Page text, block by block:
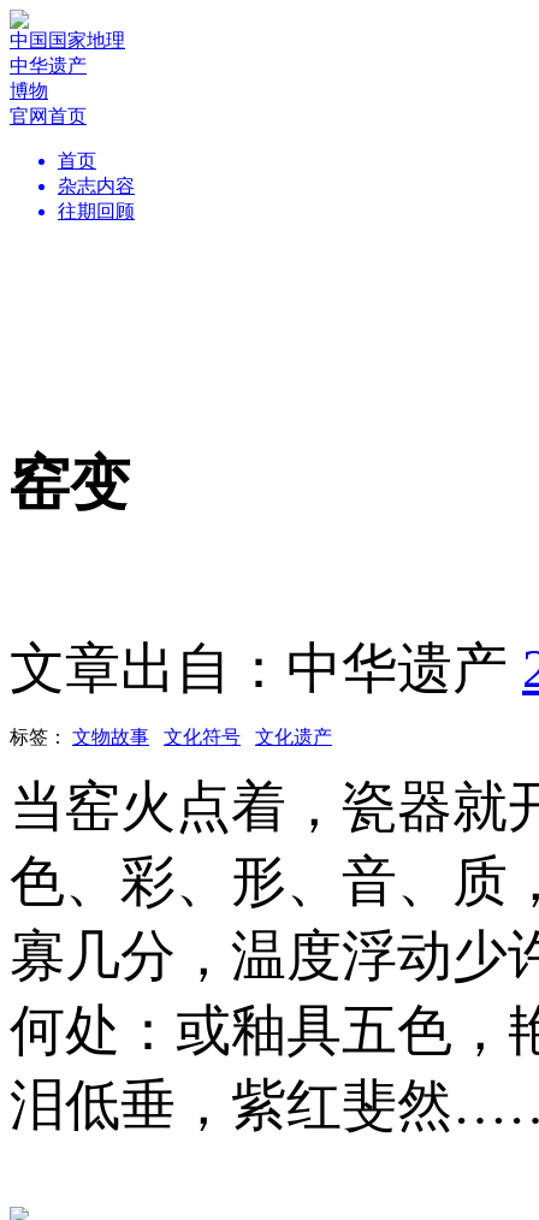
中国国家地理
中华遗产
博物
官网首页
首页
杂志内容
往期回顾
窑变
文章出自：中华遗产
标签： 文物故事 文化符号 文化遗产
当窑火点着，瓷器就
色、彩、形、音、质
寡几分，温度浮动少
何处：或釉具五色，
泪低垂，紫红斐然